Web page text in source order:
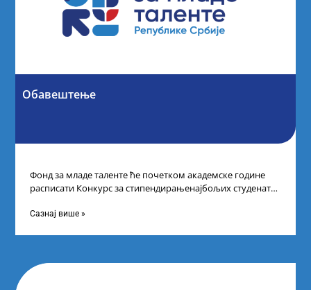
Обавештење
Фонд за младе таленте ће почетком академске године
расписати Конкурс за стипендирањенајбољих студената
Сазнај више »